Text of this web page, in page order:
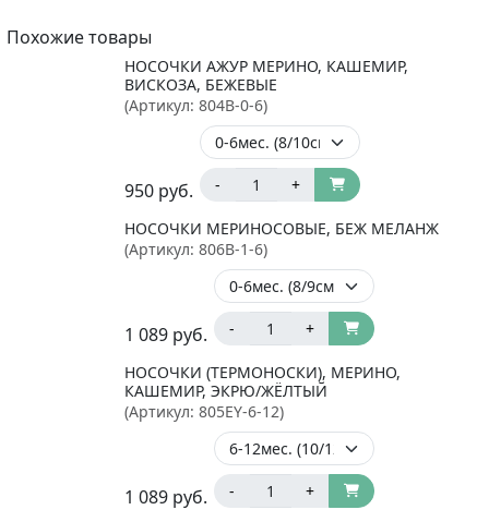
Похожие товары
НОСОЧКИ АЖУР МЕРИНО, КАШЕМИР,
ВИСКОЗА, БЕЖЕВЫЕ
(Артикул: 804B-0-6)
950 руб. - +
НОСОЧКИ МЕРИНОСОВЫЕ, БЕЖ МЕЛАНЖ
(Артикул: 806B-1-6)
1 089 руб. - +
НОСОЧКИ (ТЕРМОНОСКИ), МЕРИНО,
КАШЕМИР, ЭКРЮ/ЖЁЛТЫЙ
(Артикул: 805EY-6-12)
1 089 руб. - +